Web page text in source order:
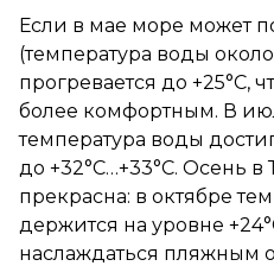
Если в мае море может
(температура воды
прогревается до +25°C,
более комфортным. В
температура воды
до +32°C…+33°C. Осень в
прекрасна: в октябре
держится на уровне
наслаждаться пляжным